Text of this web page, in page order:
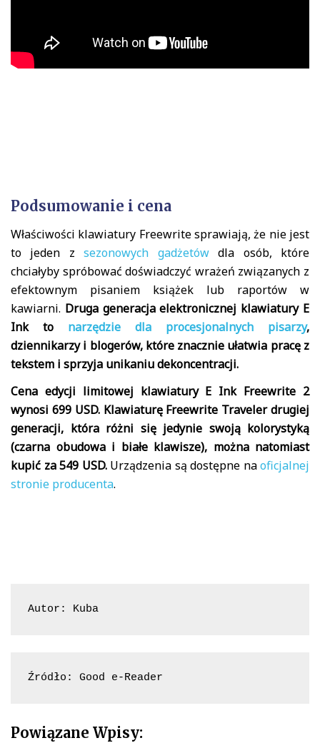
Podsumowanie i cena
Właściwości klawiatury Freewrite sprawiają, że nie jest
to jeden zsezonowych gadżetówdla osób, które
chciałyby spróbować doświadczyć wrażeń związanych z
efektownym pisaniem książek lub raportów w
kawiarni. Druga generacja elektronicznej klawiatury E
Ink to narzędzie dla procesjonalnych pisarzy,
dziennikarzy i blogerów, które znacznie ułatwia pracę z
tekstem i sprzyja unikaniu dekoncentracji.
Cena edycji limitowej klawiatury E Ink Freewrite 2
wynosi 699 USD. Klawiaturę Freewrite Traveler drugiej
generacji, która różni się jedynie swoją kolorystyką
(czarna obudowa i białe klawisze), można natomiast
kupić za 549 USD. Urządzenia są dostępne naoficjalnej
stronie producenta.
Autor: Kuba
Źródło: Good e-Reader
Powiązane Wpisy: